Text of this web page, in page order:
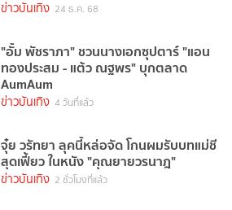
ข่าวบันเทิง 24 ธ.ค. 68
"อั้ม พัชราภา" ชวนนางเอกซุปตาร์ "แอน
ทองประสม - แต้ว ณฐพร" บุกตลาด
AumAum
ข่าวบันเทิง 4 วันที่แล้ว
จุ๋ย วรัทยา ลุคนี้หล่อจัด โกนผมรับบทแม่ชี
สุดเฟี้ยว ในหนัง "คุณยายวรนาฎ"
ข่าวบันเทิง 2 ชั่วโมงที่แล้ว